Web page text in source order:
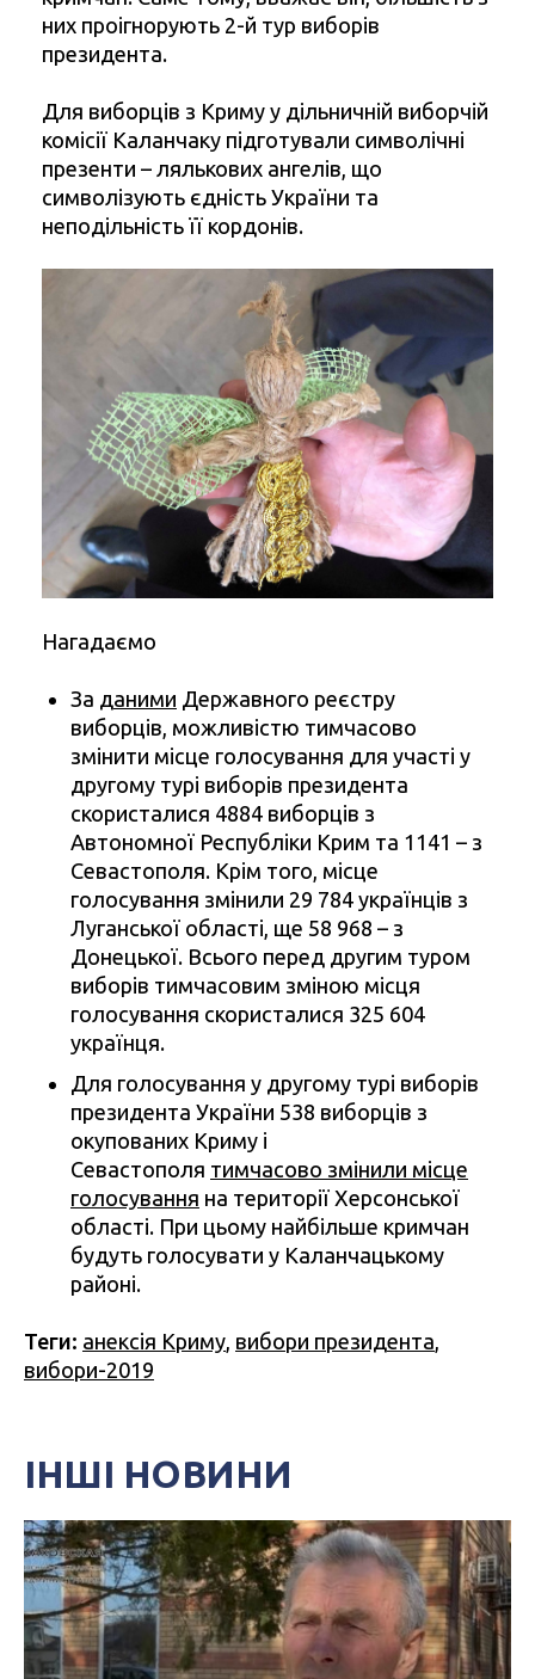
них проігнорують 2-й тур виборів
президента.
Для виборців з Криму у дільничній виборчій
комісії Каланчаку підготували символічні
презенти – лялькових ангелів, що
символізують єдність України та
неподільність її кордонів.
Нагадаємо
За даними Державного реєстру
виборців, можливістю тимчасово
змінити місце голосування для участі у
другому турі виборів президента
скористалися 4884 виборців з
Автономної Республіки Крим та 1141 – з
Севастополя. Крім того, місце
голосування змінили 29 784 українців з
Луганської області, ще 58 968 – з
Донецької. Всього перед другим туром
виборів тимчасовим зміною місця
голосування скористалися 325 604
українця.
Для голосування у другому турі виборів
президента України 538 виборців з
окупованих Криму і
Севастополя тимчасово змінили місце
голосування на території Херсонської
області. При цьому найбільше кримчан
будуть голосувати у Каланчацькому
районі.
Теги: анексія Криму вибори президента
вибори-2019
ІНШІ НОВИНИ